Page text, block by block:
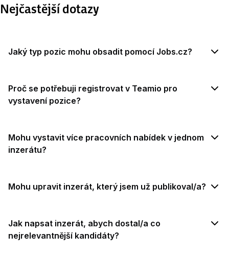
Nejčastější dotazy
Jaký typ pozic mohu obsadit pomocí Jobs.cz?
Proč se potřebuji registrovat v Teamio pro
vystavení pozice?
Mohu vystavit více pracovních nabídek v jednom
inzerátu?
Mohu upravit inzerát, který jsem už publikoval/a?
Jak napsat inzerát, abych dostal/a co
nejrelevantnější kandidáty?